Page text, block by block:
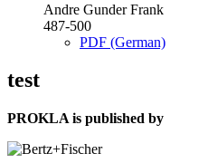
Andre Gunder Frank
487-500
PDF (German)
test
PROKLA is published by